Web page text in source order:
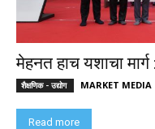
मेहनत हाच यशाचा
शैक्षणिक - उद्योग MARKET MEDIA
Read more